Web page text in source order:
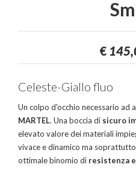
€
Celeste-Giallo fluo
Un colpo d'occhio necessario ad
MARTEL. Una boccia di sicuro
elevato valore dei materiali
vivace e dinamico ma
ottimale binomio di resistenza